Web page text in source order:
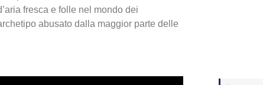
fresca e folle nel mondo dei
abusato dalla maggior parte delle